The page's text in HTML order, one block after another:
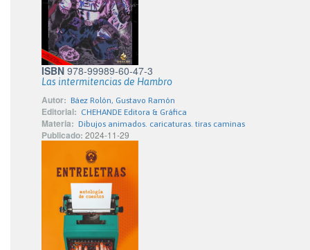
ISBN 978-99989-60-47-3
Las intermitencias de Hambro
Autor: Báez Rolón, Gustavo Ramón
Editorial: CHEHANDE Editora & Gráfica
Materia: Dibujos animados. caricaturas. tiras caminas
Publicado: 2024-11-29